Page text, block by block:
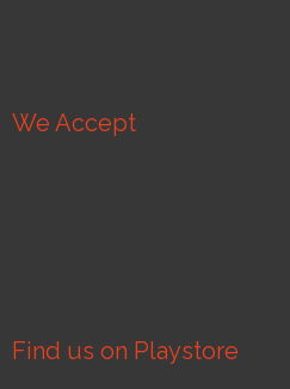
We Accept
Find us on Playstore